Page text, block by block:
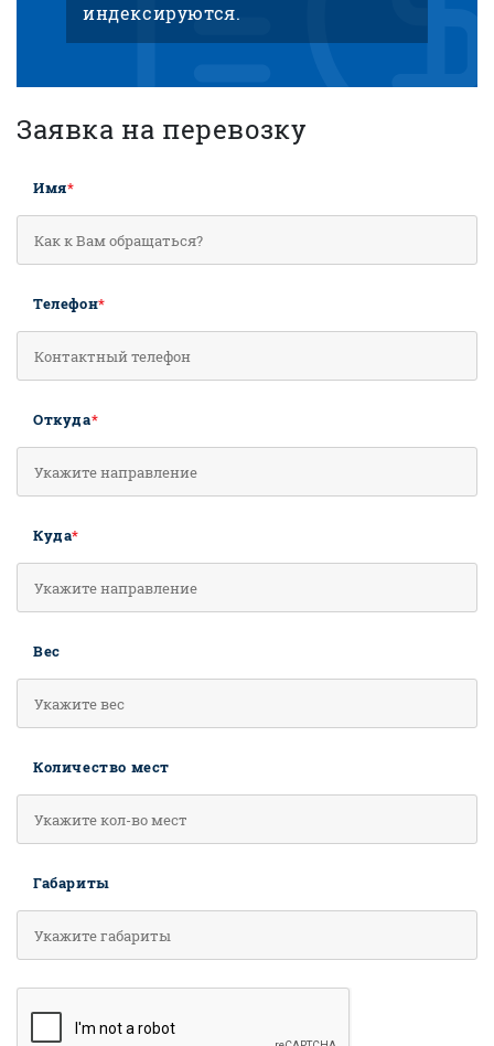
индексируются.
Заявка на перевозку
Имя*
Телефон*
Откуда*
Куда*
Вес
Количество мест
Габариты